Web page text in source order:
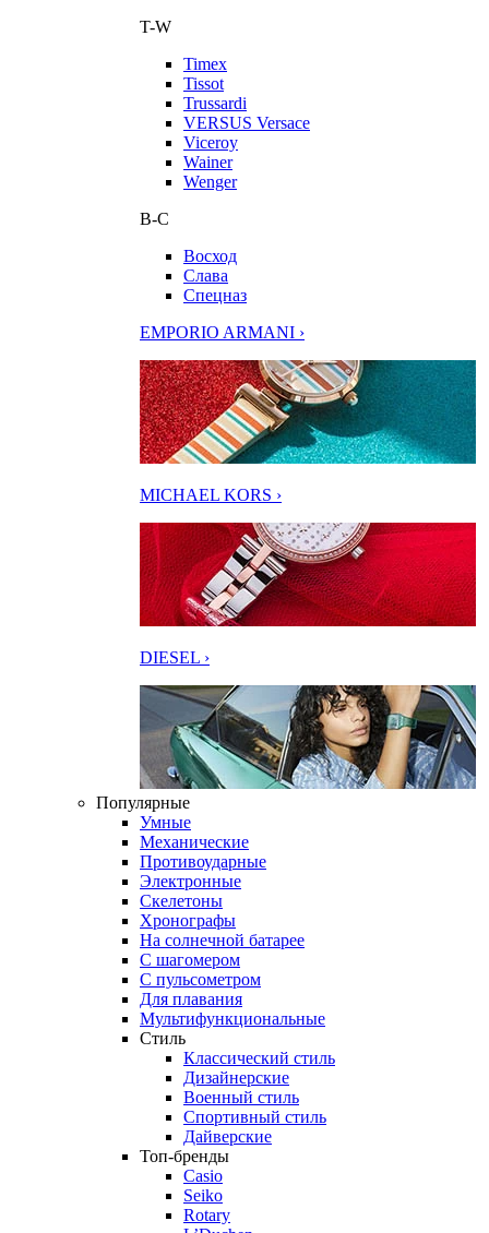
T-W
Timex
Tissot
Trussardi
VERSUS Versace
Viceroy
Wainer
Wenger
В-С
Восход
Слава
Спецназ
EMPORIO ARMANI ›
MICHAEL KORS ›
DIESEL ›
Популярные
Умные
Механические
Противоударные
Электронные
Скелетоны
Хронографы
На солнечной батарее
С шагомером
С пульсометром
Для плавания
Мультифункциональные
Стиль
Классический стиль
Дизайнерские
Военный стиль
Спортивный стиль
Дайверские
Топ-бренды
Casio
Seiko
Rotary